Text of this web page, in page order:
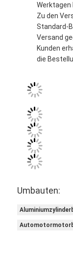
Werktagen
Zu den
Standard-
Versand
Kunden
die
Umbauten: